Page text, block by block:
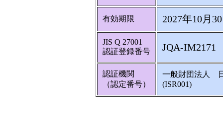
有効期限 2027年10月
JIS Q 27001
認証登録番号
JQA-IM2171
認証機関
（認定番号）
一般財団法人
(ISR001)